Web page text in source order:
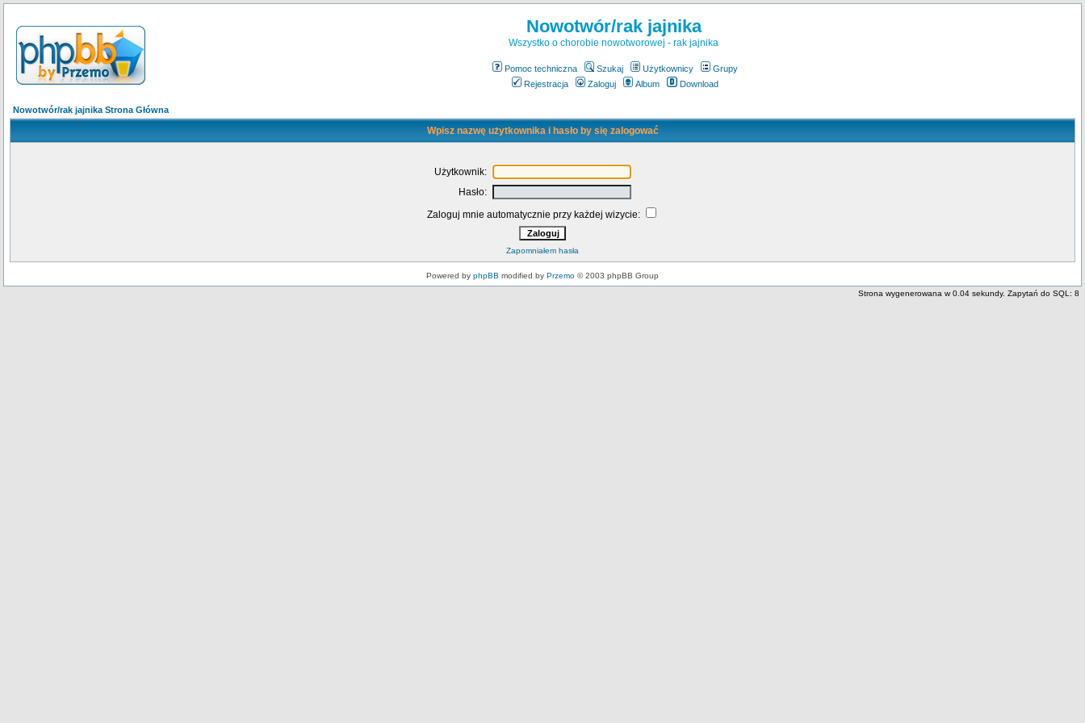
Nowotwór/rak jajnika
Wszystko o chorobie nowotworowej - rak jajnika
Pomoc techniczna Szukaj Użytkownicy
Grupy
Rejestracja
Zaloguj Album Download
Nowotwór/rak jajnika Strona Główna
Wpisz nazwę użytkownika i hasło by się zalogować
Użytkownik:
Hasło:
Zaloguj mnie automatycznie przy każdej wizycie:
Zapomniałem hasła
Powered by phpBB modified by Przemo © 2003 phpBB Group
Strona wygenerowana w 0.04 sekundy. Zapytań do SQL: 8